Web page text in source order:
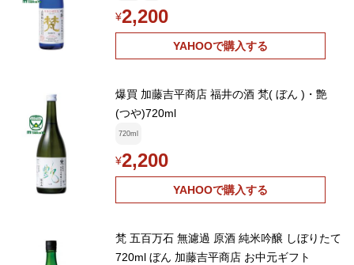
¥2,200
YAHOOで購入する
爆買 加藤吉平商店 福井の酒 梵( ぼん )・艶
(つや)720ml
720ml
¥2,200
YAHOOで購入する
梵 五百万石 無濾過 原酒 純米吟醸 しぼりたて
720ml ぼん 加藤吉平商店 お中元ギフト